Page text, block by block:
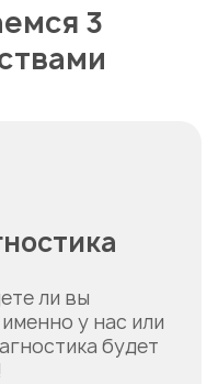
3
ли вы
у нас или
будет